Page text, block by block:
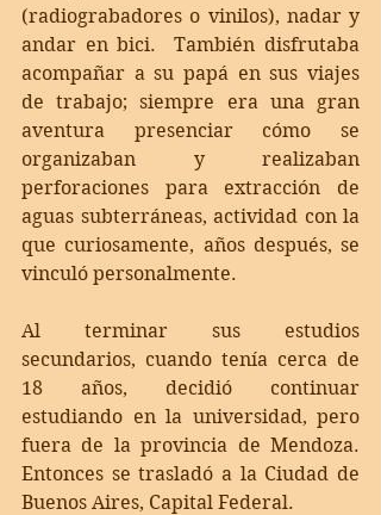
(radiograbadores o vinilos), nadar y
andar en bici.  También disfrutaba
acompañar a su papá en sus viajes
de trabajo; siempre era una gran
aventura presenciar cómo se
organizaban y realizaban
perforaciones para extracción de
aguas subterráneas, actividad con la
que curiosamente, años después, se
vinculó personalmente.
Al terminar sus estudios
secundarios, cuando tenía cerca de
18 años, decidió continuar
estudiando en la universidad, pero
fuera de la provincia de Mendoza.
Entonces se trasladó a la Ciudad de
Buenos Aires, Capital Federal.